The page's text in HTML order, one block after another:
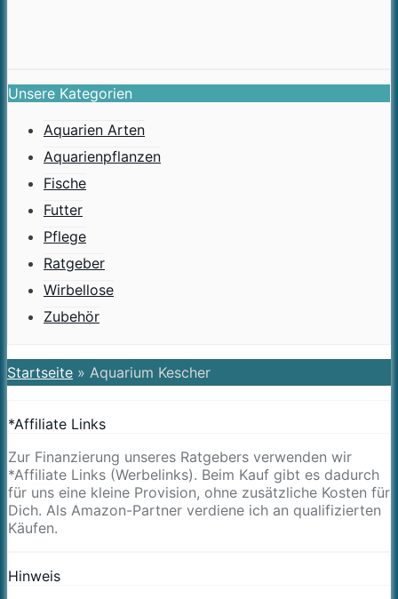
Unsere Kategorien
Aquarien Arten
Aquarienpflanzen
Fische
Futter
Pflege
Ratgeber
Wirbellose
Zubehör
Startseite » Aquarium Kescher
*Affiliate Links
Zur Finanzierung unseres Ratgebers verwenden wir
*Affiliate Links (Werbelinks). Beim Kauf gibt es dadurch
für uns eine kleine Provision, ohne zusätzliche Kosten für
Dich. Als Amazon-Partner verdiene ich an qualifizierten
Käufen.
Hinweis